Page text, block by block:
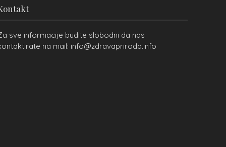
sve informacije budite slobodni da nas
na mail: info@zdravapriroda.info